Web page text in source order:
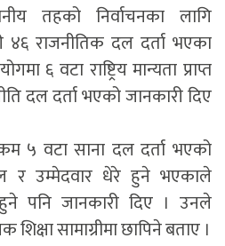
तहको निर्वाचनका लागि
४६ राजनीतिक दल दर्ता भएका
६ वटा राष्ट्रिय मान्यता प्राप्त
दल दर्ता भएको जानकारी दिए
५ वटा साना दल दर्ता भएको
उम्मेदवार धेरे हुने भएकाले
पनि जानकारी दिए । उनले
सामाग्रीमा छापिने बताए ।